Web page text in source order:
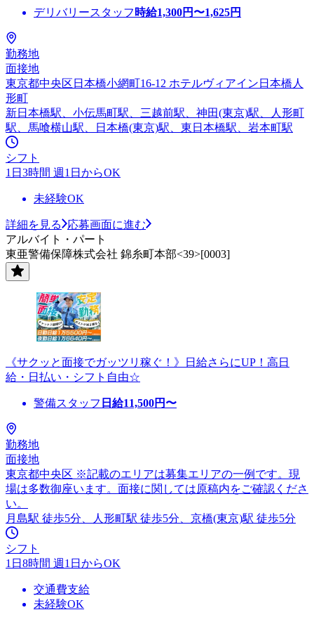
デリバリースタッフ 時給1,300円〜1,625円
勤務地
面接地
東京都中央区日本橋小網町16-12 ホテルヴィアイン日本橋人
形町
新日本橋駅、小伝馬町駅、三越前駅、神田(東京)駅、人形町
駅、馬喰横山駅、日本橋(東京)駅、東日本橋駅、岩本町駅
シフト
1日3時間 週1日からOK
未経験OK
詳細を見る
応募画面に進む
アルバイト・パート
東亜警備保障株式会社 錦糸町本部<39>[0003]
《サクッと面接でガッツリ稼ぐ！》日給さらにUP！高日
給・日払い・シフト自由☆
警備スタッフ 日給11,500円〜
勤務地
面接地
東京都中央区 ※記載のエリアは募集エリアの一例です。現
場は多数御座います。面接に関しては原稿内をご確認くださ
い。
月島駅 徒歩5分、人形町駅 徒歩5分、京橋(東京)駅 徒歩5分
シフト
1日8時間 週1日からOK
交通費支給
未経験OK